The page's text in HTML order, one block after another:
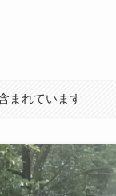
まれています